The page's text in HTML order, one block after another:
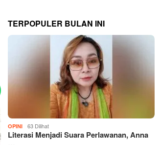
TERPOPULER BULAN INI
OPINI 63 Dilihat
Literasi Menjadi Suara Perlawanan, Anna